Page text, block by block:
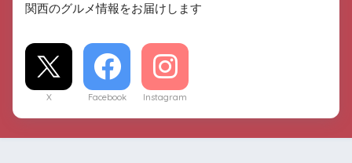
関西のグルメ情報をお届けします
X Facebook Instagram